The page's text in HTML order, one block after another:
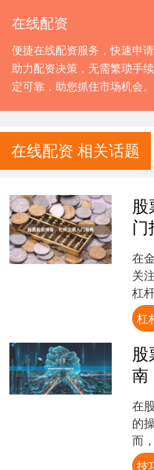
在线配资
便捷在线配资服务，快速申
助力配资决策，无需繁琐手
定可靠，助您抓住市场机会。
在线配资 相关话题
门
在
关
杠
小
票
杠
南
在
的
而
既
技